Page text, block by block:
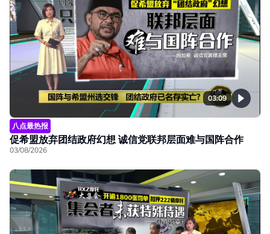
03:09
八点最热报
促希盟放弃团结政府幻想 诚信党联邦层面难与国阵合作
03/08/2026